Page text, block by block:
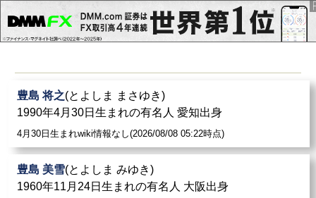
豊島 将之(とよしま まさゆき)
1990年4月30日生まれの有名人 愛知出身
4月30日生まれwiki情報なし(2026/08/08 05:22時点)
豊島 美雪(とよしま みゆき)
1960年11月24日生まれの有名人 大阪出身